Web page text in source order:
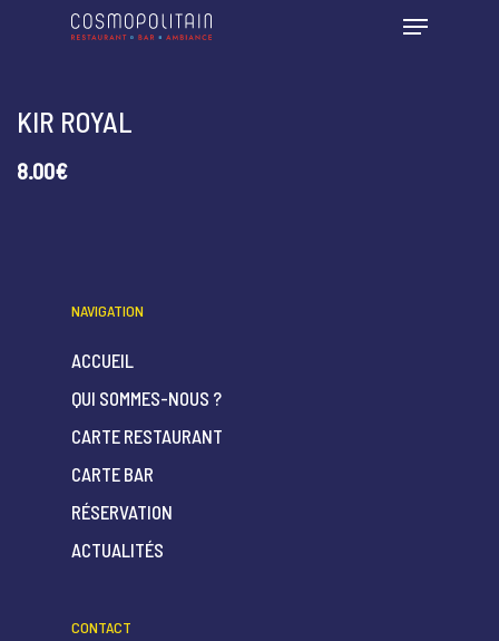
KIR ROYAL
8.00€
NAVIGATION
ACCUEIL
QUI SOMMES-NOUS ?
CARTE RESTAURANT
CARTE BAR
RÉSERVATION
ACTUALITÉS
CONTACT